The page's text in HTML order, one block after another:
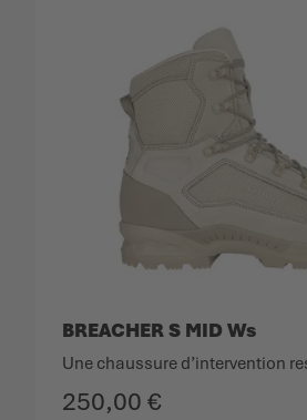
250,00 €
BREACHER S MID Ws